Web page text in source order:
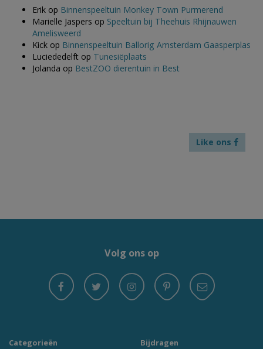
Erik op Binnenspeeltuin Monkey Town Purmerend
Marielle Jaspers op Speeltuin bij Theehuis Rhijnauwen
Amelisweerd
Kick op Binnenspeeltuin Ballorig Amsterdam Gaasperplas
Luciededelft op Tunesiëplaats
Jolanda op BestZOO dierentuin in Best
Like ons
Volg ons op
Categorieën
Bijdragen